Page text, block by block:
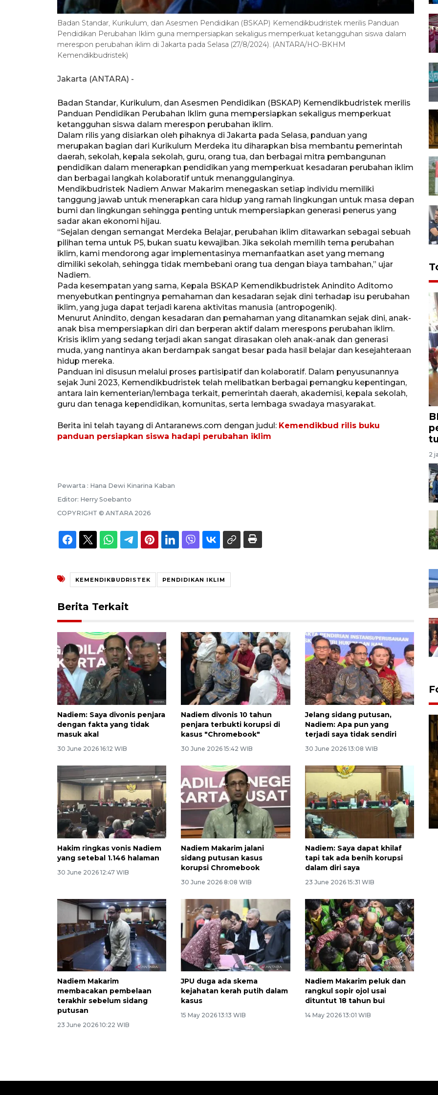
Badan Standar, Kurikulum, dan Asesmen Pendidikan (BSKAP) Kemendikbudristek merilis Panduan
Pendidikan Perubahan Iklim guna mempersiapkan sekaligus memperkuat ketangguhan siswa dalam
merespon perubahan iklim di Jakarta pada Selasa (27/8/2024). (ANTARA/HO-BKHM
Kemendikbudristek)
Jakarta (ANTARA) -
Badan Standar, Kurikulum, dan Asesmen Pendidikan (BSKAP) Kemendikbudristek merilis
Panduan Pendidikan Perubahan Iklim guna mempersiapkan sekaligus memperkuat
ketangguhan siswa dalam merespon perubahan iklim.
Dalam rilis yang disiarkan oleh pihaknya di Jakarta pada Selasa, panduan yang
merupakan bagian dari Kurikulum Merdeka itu diharapkan bisa membantu pemerintah
daerah, sekolah, kepala sekolah, guru, orang tua, dan berbagai mitra pembangunan
pendidikan dalam menerapkan pendidikan yang memperkuat kesadaran perubahan iklim
dan berbagai langkah kolaboratif untuk menanggulanginya.
Mendikbudristek Nadiem Anwar Makarim menegaskan setiap individu memiliki
tanggung jawab untuk menerapkan cara hidup yang ramah lingkungan untuk masa depan
bumi dan lingkungan sehingga penting untuk mempersiapkan generasi penerus yang
sadar akan ekonomi hijau.
“Sejalan dengan semangat Merdeka Belajar, perubahan iklim ditawarkan sebagai sebuah
pilihan tema untuk P5, bukan suatu kewajiban. Jika sekolah memilih tema perubahan
iklim, kami mendorong agar implementasinya memanfaatkan aset yang memang
dimiliki sekolah, sehingga tidak membebani orang tua dengan biaya tambahan,” ujar
Nadiem.
Pada kesempatan yang sama, Kepala BSKAP Kemendikbudristek Anindito Aditomo
menyebutkan pentingnya pemahaman dan kesadaran sejak dini terhadap isu perubahan
iklim, yang juga dapat terjadi karena aktivitas manusia (antropogenik).
Menurut Anindito, dengan kesadaran dan pemahaman yang ditanamkan sejak dini, anak-
anak bisa mempersiapkan diri dan berperan aktif dalam merespons perubahan iklim.
Krisis iklim yang sedang terjadi akan sangat dirasakan oleh anak-anak dan generasi
muda, yang nantinya akan berdampak sangat besar pada hasil belajar dan kesejahteraan
hidup mereka.
Panduan ini disusun melalui proses partisipatif dan kolaboratif. Dalam penyusunannya
sejak Juni 2023, Kemendikbudristek telah melibatkan berbagai pemangku kepentingan,
antara lain kementerian/lembaga terkait, pemerintah daerah, akademisi, kepala sekolah,
guru dan tenaga kependidikan, komunitas, serta lembaga swadaya masyarakat.
Berita ini telah tayang di Antaranews.com dengan judul: Kemendikbud rilis buku
panduan persiapkan siswa hadapi perubahan iklim
Pewarta : Hana Dewi Kinarina Kaban
Editor: Herry Soebanto
COPYRIGHT © ANTARA 2026
KEMENDIKBUDRISTEK PENDIDIKAN IKLIM
Berita Terkait
Nadiem: Saya divonis penjara
dengan fakta yang tidak
masuk akal
30 June 2026 16:12 WIB
Nadiem divonis 10 tahun
penjara terbukti korupsi di
kasus "Chromebook"
30 June 2026 15:42 WIB
Jelang sidang putusan,
Nadiem: Apa pun yang
terjadi saya tidak sendiri
30 June 2026 13:08 WIB
Hakim ringkas vonis Nadiem
yang setebal 1.146 halaman
30 June 2026 12:47 WIB
Nadiem Makarim jalani
sidang putusan kasus
korupsi Chromebook
30 June 2026 8:08 WIB
Nadiem: Saya dapat khilaf
tapi tak ada benih korupsi
dalam diri saya
23 June 2026 15:31 WIB
Nadiem Makarim
membacakan pembelaan
terakhir sebelum sidang
putusan
23 June 2026 10:22 WIB
JPU duga ada skema
kejahatan kerah putih dalam
kasus
15 May 2026 13:13 WIB
Nadiem Makarim peluk dan
rangkul sopir ojol usai
dituntut 18 tahun bui
14 May 2026 13:01 WIB
2
Pasokan hortikultura
melimpah picu deflasi DIY
06 August 2026 11:37 WIB